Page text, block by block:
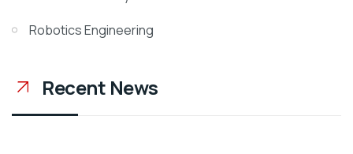
Robotics Engineering
Recent News